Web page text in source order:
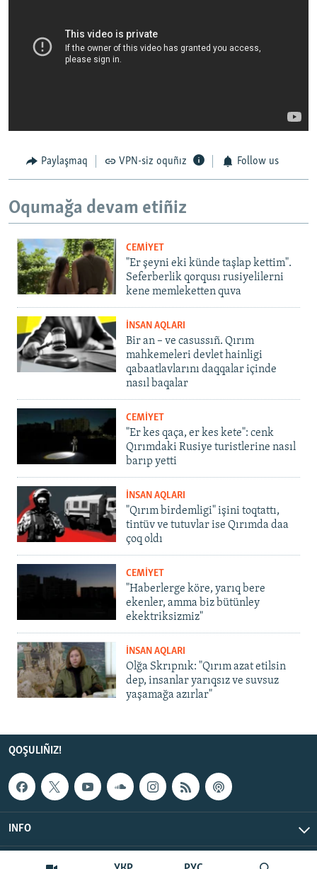
Paylaşmaq VPN-siz oquñız Follow us
Oqumağa devam etiñiz
CEMİYET
"Er şeyni eki künde taşlap kettim".
Seferberlik qorqusı rusiyelilerni
kene memleketten quva
İNSAN AQLARI
Bir an – ve casussıñ. Qırım
mahkemeleri devlet hainligi
qabaatlavlarını daqqalar içinde
nasıl baqalar
CEMİYET
"Er kes qaça, er kes kete": cenk
Qırımdaki Rusiye turistlerine nasıl
barıp yetti
İNSAN AQLARI
"Qırım birdemligi" işini toqtattı,
tintüv ve tutuvlar ise Qırımda daa
çoq oldı
CEMİYET
"Haberlerge köre, yarıq bere
ekenler, amma biz bütünley
ekektriksizmiz"
İNSAN AQLARI
Olğa Skrıpnık: "Qırım azat etilsin
dep, insanlar yarıqsız ve suvsuz
yaşamağa azırlar"
QOŞULIÑIZ!
INFO
© Qırım.Aqiqat, 2026 | All Rights Reserved.